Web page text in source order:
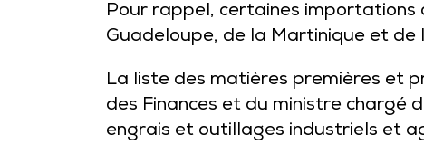
Pour rappel, certaines
Guadeloupe, de la Martinique et de
La liste des matières premières et
des Finances et du ministre chargé
engrais et outillages industriels et